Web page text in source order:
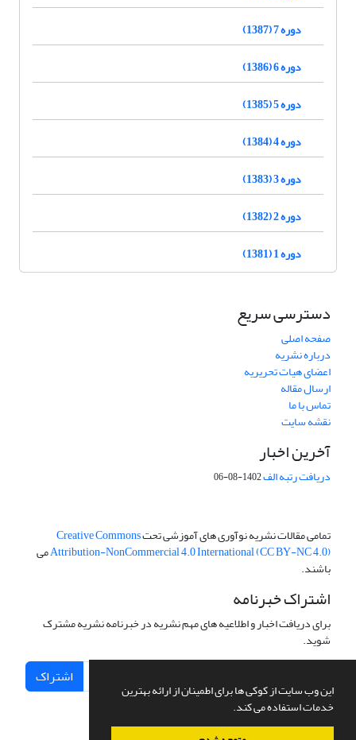
این وب سایت از کوکی ها برای اطمینان از ارائه بهترین
خدمات استفاده می کند.
دوره 7 (1387)
دوره 6 (1386)
دوره 5 (1385)
دوره 4 (1384)
دوره 3 (1383)
دوره 2 (1382)
دوره 1 (1381)
دسترسی سریع
صفحه اصلی
درباره نشریه
اعضای هیات تحریریه
ارسال مقاله
تماس با ما
نقشه سایت
آخرین اخبار
دریافت رتبه الف1402-08-06
تمامی مقالات نشریه نوآوری های آموزشی تحتCreative Commons
Attribution-NonCommercial 4.0 International (CC BY-NC 4.0)می
باشند.
اشتراک خبرنامه
برای دریافت اخبار و اطلاعیه های مهم نشریه در خبرنامه نشریه مشترک
شوید.
اشتراک